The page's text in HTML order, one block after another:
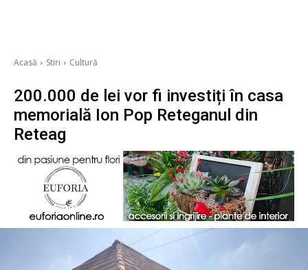
Acasă Stiri Cultură
200.000 de lei vor fi investiți în casa
memorială Ion Pop Reteganul din
Reteag